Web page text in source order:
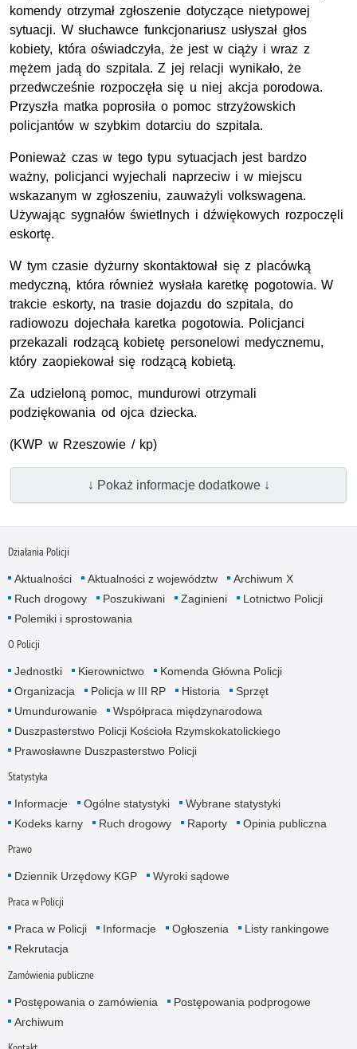
komendy otrzymał zgłoszenie dotyczące nietypowej
sytuacji. W słuchawce funkcjonariusz usłyszał głos
kobiety, która oświadczyła, że jest w ciąży i wraz z
mężem jadą do szpitala. Z jej relacji wynikało, że
przedwcześnie rozpoczęła się u niej akcja porodowa.
Przyszła matka poprosiła o pomoc strzyżowskich
policjantów w szybkim dotarciu do szpitala.
Ponieważ czas w tego typu sytuacjach jest bardzo
ważny, policjanci wyjechali naprzeciw i w miejscu
wskazanym w zgłoszeniu, zauważyli volkswagena.
Używając sygnałów świetlnych i dźwiękowych rozpoczęli
eskortę.
W tym czasie dyżurny skontaktował się z placówką
medyczną, która również wysłała karetkę pogotowia. W
trakcie eskorty, na trasie dojazdu do szpitala, do
radiowozu dojechała karetka pogotowia. Policjanci
przekazali rodzącą kobietę personelowi medycznemu,
który zaopiekował się rodzącą kobietą.
Za udzieloną pomoc, mundurowi otrzymali
podziękowania od ojca dziecka.
(KWP w Rzeszowie / kp)
↓ Pokaż informacje dodatkowe ↓
Działania Policji
Aktualności Aktualności z województw
Archiwum X
Ruch drogowy
Poszukiwani Zaginieni
Lotnictwo Policji
Polemiki i sprostowania
O Policji
Jednostki Kierownictwo
Komenda Główna Policji
Organizacja
Policja w III RP Historia
Sprzęt
Umundurowanie
Współpraca międzynarodowa
Duszpasterstwo Policji Kościoła Rzymskokatolickiego
Prawosławne Duszpasterstwo Policji
Statystyka
Informacje Ogólne statystyki
Wybrane statystyki
Kodeks karny
Ruch drogowy Raporty Opinia publiczna
Prawo
Dziennik Urzędowy KGP Wyroki sądowe
Praca w Policji
Praca w Policji Informacje Ogłoszenia
Listy rankingowe
Rekrutacja
Zamówienia publiczne
Postępowania o zamówienia
Postępowania podprogowe
Archiwum